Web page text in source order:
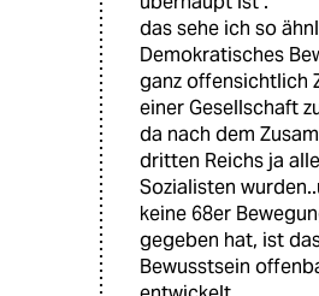
das sehe ich so
Demokratisches
ganz offensichtlich
einer Gesellschaft
da nach dem
dritten Reichs ja
Sozialisten
keine 68er
gegeben hat, ist
Bewusstsein